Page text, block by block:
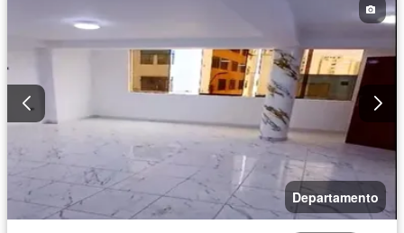
Departamento